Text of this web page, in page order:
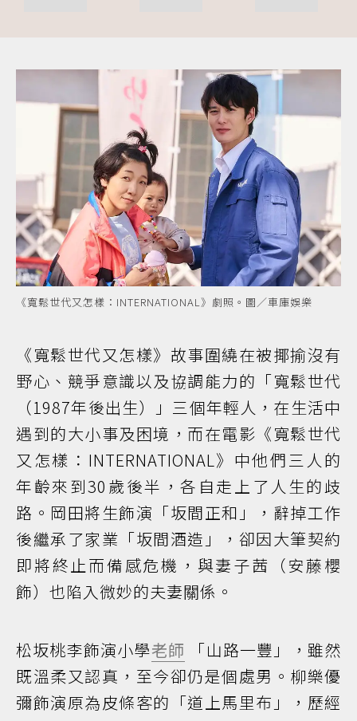
《寬鬆世代又怎樣：INTERNATIONAL》劇照。圖／車庫娛樂
《寬鬆世代又怎樣》故事圍繞在被揶揄沒有
野心、競爭意識以及協調能力的「寬鬆世代
（1987年後出生）」三個年輕人，在生活中
遇到的大小事及困境，而在電影《寬鬆世代
又怎樣：INTERNATIONAL》中他們三人的
年齡來到30歲後半，各自走上了人生的歧
路。岡田將生飾演「坂間正和」，辭掉工作
後繼承了家業「坂間酒造」，卻因大筆契約
即將終止而備感危機，與妻子茜（安藤櫻
飾）也陷入微妙的夫妻關係。
松坂桃李飾演小學老師 「山路一豐」，雖然
既溫柔又認真，至今卻仍是個處男。柳樂優
彌飾演原為皮條客的「道上馬里布」，歷經